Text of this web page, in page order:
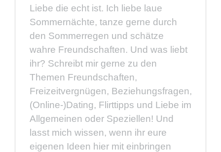
Liebe die echt ist. Ich liebe laue
Sommernächte, tanze gerne durch
den Sommerregen und schätze
wahre Freundschaften. Und was liebt
ihr? Schreibt mir gerne zu den
Themen Freundschaften,
Freizeitvergnügen, Beziehungsfragen,
(Online-)Dating, Flirttipps und Liebe im
Allgemeinen oder Speziellen! Und
lasst mich wissen, wenn ihr eure
eigenen Ideen hier mit einbringen